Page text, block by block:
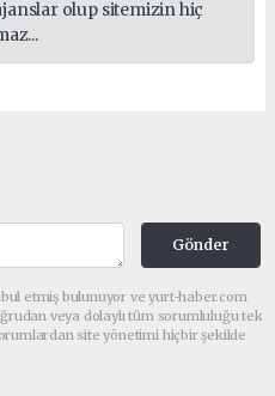
olup sitemizin hiç
Gönder
etmiş bulunuyor ve yurt-haber.com
veya dolaylı tüm sorumluluğu tek
site yönetimi hiçbir şekilde